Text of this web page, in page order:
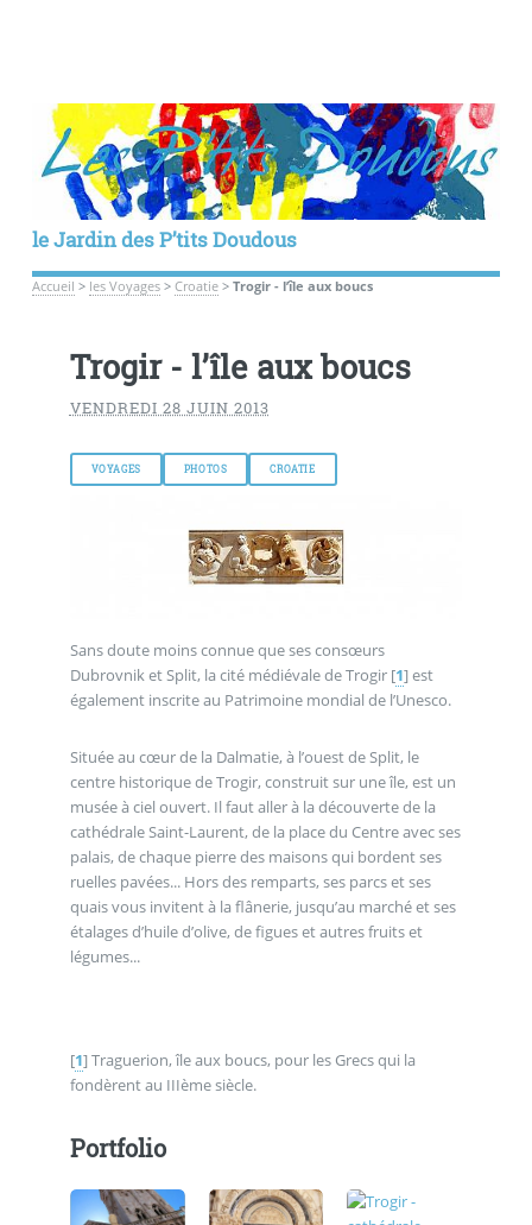
le Jardin des P’tits Doudous
Accueil > les Voyages> Croatie> Trogir - l’île aux boucs
Trogir - l’île aux boucs
VENDREDI 28 JUIN 2013
VOYAGES PHOTOS CROATIE
Sans doute moins connue que ses consœurs
Dubrovnik et Split, la cité médiévale de Trogir[1]est
également inscrite au Patrimoine mondial de l’Unesco.
Située au cœur de la Dalmatie, à l’ouest de Split, le
centre historique de Trogir, construit sur une île, est un
musée à ciel ouvert. Il faut aller à la découverte de la
cathédrale Saint-Laurent, de la place du Centre avec ses
palais, de chaque pierre des maisons qui bordent ses
ruelles pavées... Hors des remparts, ses parcs et ses
quais vous invitent à la flânerie, jusqu’au marché et ses
étalages d’huile d’olive, de figues et autres fruits et
légumes...
[1]Traguerion, île aux boucs, pour les Grecs qui la
fondèrent au IIIème siècle.
Portfolio